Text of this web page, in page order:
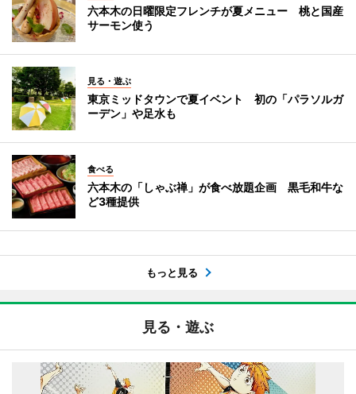
六本木の日曜限定フレンチが夏メニュー 桃と国産
サーモン使う
見る・遊ぶ
東京ミッドタウンで夏イベント 初の「パラソルガ
ーデン」や足水も
食べる
六本木の「しゃぶ禅」が食べ放題企画 黒毛和牛な
ど3種提供
もっと見る
見る・遊ぶ